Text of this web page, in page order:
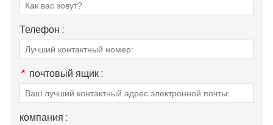
Телефон :
* почтовый ящик :
компания :